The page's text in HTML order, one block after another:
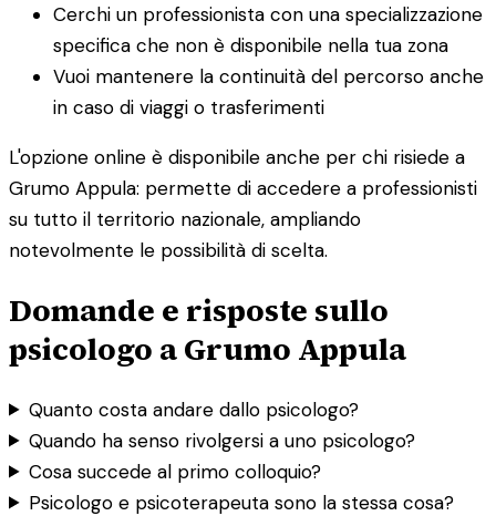
Cerchi un professionista con una specializzazione
specifica che non è disponibile nella tua zona
Vuoi mantenere la continuità del percorso anche
in caso di viaggi o trasferimenti
L'opzione online è disponibile anche per chi risiede a
Grumo Appula: permette di accedere a professionisti
su tutto il territorio nazionale, ampliando
notevolmente le possibilità di scelta.
Domande e risposte sullo
psicologo a Grumo Appula
Quanto costa andare dallo psicologo?
Quando ha senso rivolgersi a uno psicologo?
Cosa succede al primo colloquio?
Psicologo e psicoterapeuta sono la stessa cosa?